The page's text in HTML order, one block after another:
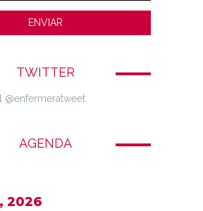
TWITTER
AGENDA
2026